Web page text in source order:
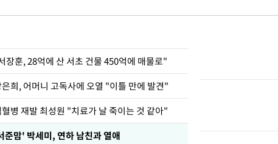
장훈, 28억에 산 서초 건물 450억에 매물로"
은희, 어머니 고독사에 오열 "이틀 만에 발견"
혈병 재발 최성원 "치료가 날 죽이는 것 같아"
준맘' 박세미, 연하 남친과 열애